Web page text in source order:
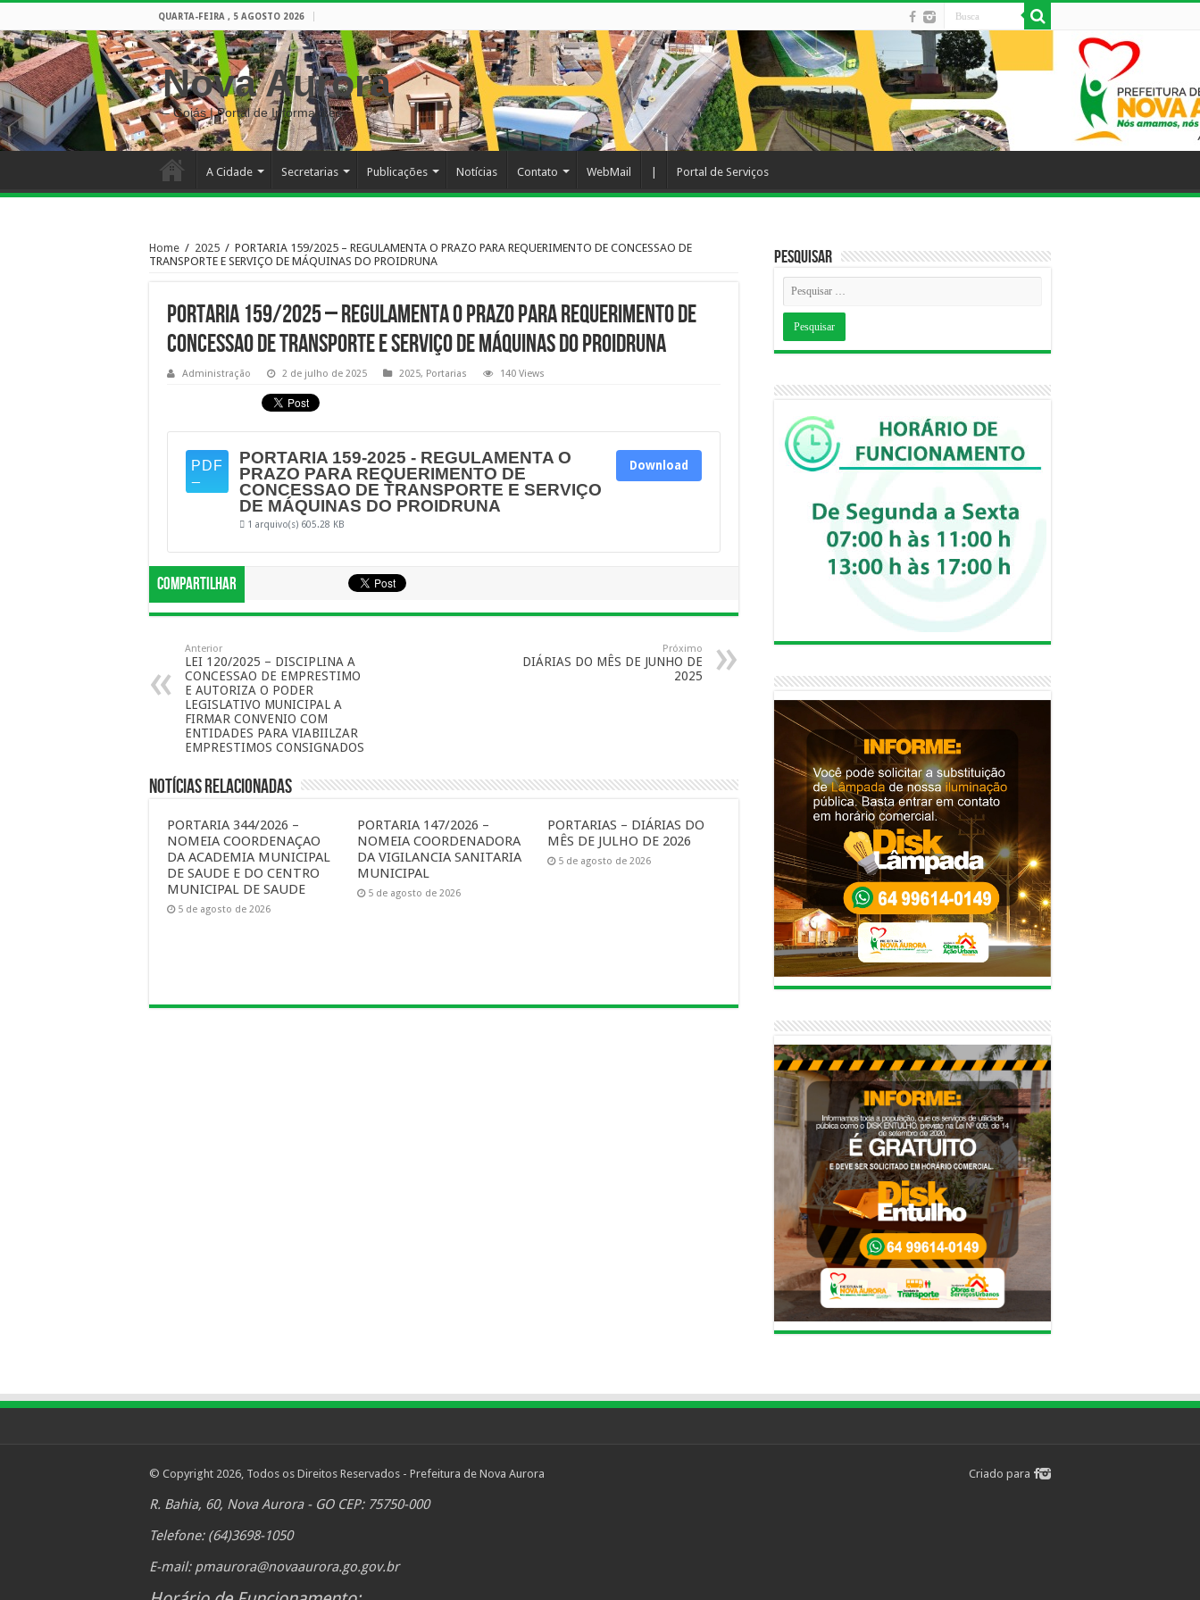
QUARTA-FEIRA , 5 AGOSTO 2026
Nova Aurora
– Goiás | Portal de Informações
A Cidade Secretarias Publicações Notícias Contato WebMail Portal de Serviços
Home / 2025 / PORTARIA 159/2025 – REGULAMENTA O PRAZO PARA REQUERIMENTO DE CONCESSAO DE
TRANSPORTE E SERVIÇO DE MÁQUINAS DO PROIDRUNA
PORTARIA 159/2025 – REGULAMENTA O PRAZO PARA REQUERIMENTO DE
CONCESSAO DE TRANSPORTE E SERVIÇO DE MÁQUINAS DO PROIDRUNA
Administração 2 de julho de 2025 2025, Portarias 140 Views
PORTARIA 159-2025 - REGULAMENTA O
PRAZO PARA REQUERIMENTO DE
CONCESSAO DE TRANSPORTE E SERVIÇO
DE MÁQUINAS DO PROIDRUNA
1 arquivo(s) 605.28 KB
Download
Compartilhar
Anterior
LEI 120/2025 – DISCIPLINA A
CONCESSAO DE EMPRESTIMO
E AUTORIZA O PODER
LEGISLATIVO MUNICIPAL A
FIRMAR CONVENIO COM
ENTIDADES PARA VIABIILZAR
EMPRESTIMOS CONSIGNADOS
Próximo
DIÁRIAS DO MÊS DE JUNHO DE
2025
Notícias Relacionadas
PORTARIA 344/2026 –
NOMEIA COORDENAÇAO
DA ACADEMIA MUNICIPAL
DE SAUDE E DO CENTRO
MUNICIPAL DE SAUDE
5 de agosto de 2026
PORTARIA 147/2026 –
NOMEIA COORDENADORA
DA VIGILANCIA SANITARIA
MUNICIPAL
5 de agosto de 2026
PORTARIAS – DIÁRIAS DO
MÊS DE JULHO DE 2026
5 de agosto de 2026
Pesquisar
Criado para
© Copyright 2026, Todos os Direitos Reservados - Prefeitura de Nova Aurora
R. Bahia, 60, Nova Aurora - GO CEP: 75750-000
Telefone: (64)3698-1050
E-mail: pmaurora@novaaurora.go.gov.br